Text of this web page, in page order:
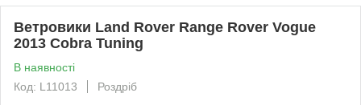
Ветровики Land Rover Range Rover Vogue
2013 Cobra Tuning
В наявності
Код: L11013
Роздріб